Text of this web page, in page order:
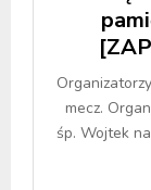
mecz.
śp. Wojtek